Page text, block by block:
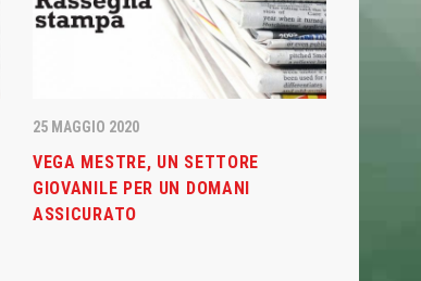
25 MAGGIO 2020
VEGA MESTRE, UN SETTORE
GIOVANILE PER UN DOMANI
ASSICURATO
NEWSLETTER
Iscriviti alla nostra Newsletter per rimanere
Ho letto e accettato la